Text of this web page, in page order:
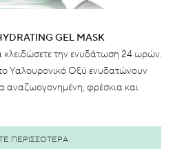
GEL MASK
την ενυδάτωση 24 ωρών.
Υαλουρονικό Οξύ ενυδατώνουν
αναζωογονημένη, φρέσκια και
ΠΕΡΙΣΣΟΤΕΡΑ